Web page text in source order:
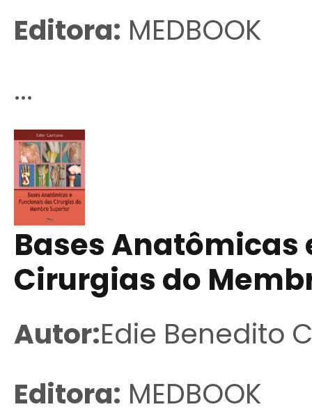
Editora: MEDBOOK
...
Bases Anatômicas
Cirurgias do
Autor:Edie Benedito
Editora: MEDBOOK